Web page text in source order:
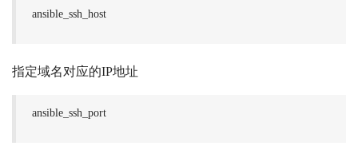
ansible_ssh_host
指定域名对应的IP地址
ansible_ssh_port